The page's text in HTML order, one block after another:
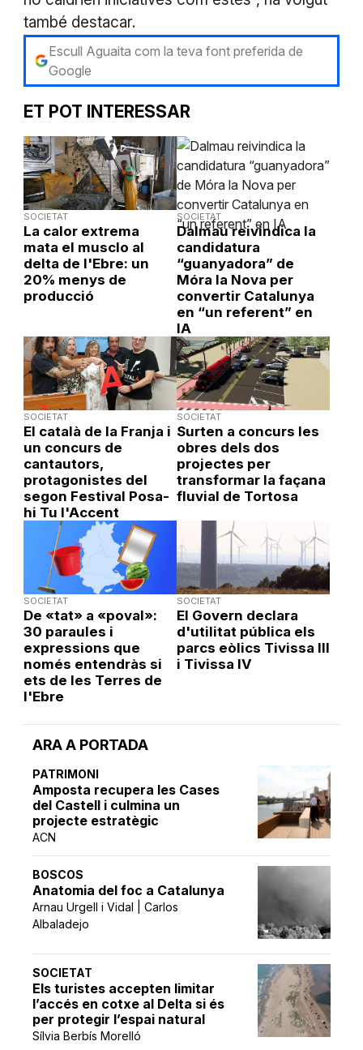
ARA A PORTADA
PATRIMONI
Amposta recupera les Cases
del Castell i culmina un
projecte estratègic
ACN
BOSCOS
Anatomia del foc a Catalunya
Arnau Urgell i Vidal | Carlos
Albaladejo
SOCIETAT
Els turistes accepten limitar
l’accés en cotxe al Delta si és
per protegir l’espai natural
Sílvia Berbís Morelló
també destacar.
Escull Aguaita com la teva font preferida de
Google
ET POT INTERESSAR
SOCIETAT
La calor extrema
mata el musclo al
delta de l'Ebre: un
20% menys de
producció
SOCIETAT
Dalmau reivindica la
candidatura
“guanyadora” de
Móra la Nova per
convertir Catalunya
en “un referent” en
IA
SOCIETAT
El català de la Franja i
un concurs de
cantautors,
protagonistes del
segon Festival Posa-
hi Tu l'Accent
SOCIETAT
Surten a concurs les
obres dels dos
projectes per
transformar la façana
fluvial de Tortosa
SOCIETAT
De «tat» a «poval»:
30 paraules i
expressions que
només entendràs si
ets de les Terres de
l'Ebre
SOCIETAT
El Govern declara
d'utilitat pública els
parcs eòlics Tivissa III
i Tivissa IV